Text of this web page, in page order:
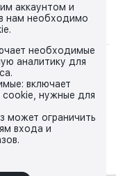
интернет-сайт,
условиях не
положениями
Федерации.
с сайта возможно
аккаунтом и
нам необходимо
необходимые
аналитику для
включает
cookie, нужные для
может ограничить
входа и